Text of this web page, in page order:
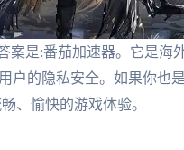
是:番茄加速器。它是海
户的隐私安全。如果你也
、愉快的游戏体验。